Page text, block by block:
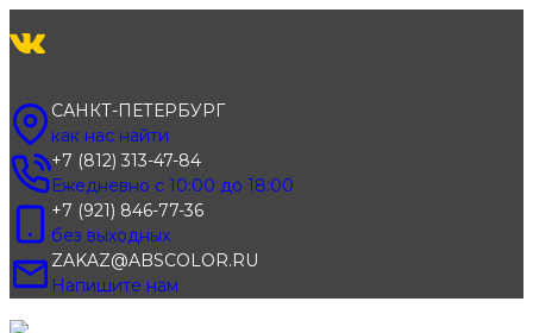
к
САНКТ-ПЕТЕРБУРГ
как нас найти
+7 (812) 313-47-84
Ежедневно с 10:00 до 18:00
+7 (921) 846-77-36
без выходных
ZAKAZ@ABSCOLOR.RU
Напишите нам